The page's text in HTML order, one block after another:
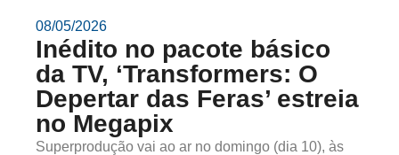
08/05/2026
Inédito no pacote básico
da TV, ‘Transformers: O
Depertar das Feras’ estreia
no Megapix
Superprodução vai ao ar no domingo (dia 10), às